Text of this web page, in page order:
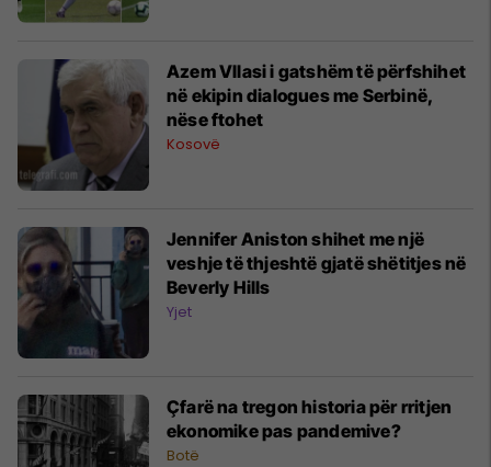
Azem Vllasi i gatshëm të përfshihet
në ekipin dialogues me Serbinë,
nëse ftohet
Kosovë
Jennifer Aniston shihet me një
veshje të thjeshtë gjatë shëtitjes në
Beverly Hills
Yjet
Çfarë na tregon historia për rritjen
ekonomike pas pandemive?
Botë